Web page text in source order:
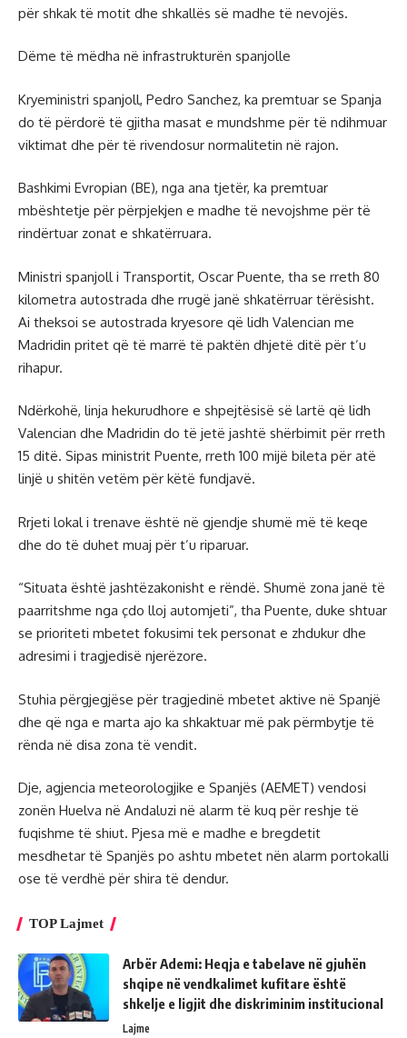
për shkak të motit dhe shkallës së madhe të nevojës.
Dëme të mëdha në infrastrukturën spanjolle
Kryeministri spanjoll, Pedro Sanchez, ka premtuar se Spanja
do të përdorë të gjitha masat e mundshme për të ndihmuar
viktimat dhe për të rivendosur normalitetin në rajon.
Bashkimi Evropian (BE), nga ana tjetër, ka premtuar
mbështetje për përpjekjen e madhe të nevojshme për të
rindërtuar zonat e shkatërruara.
Ministri spanjoll i Transportit, Oscar Puente, tha se rreth 80
kilometra autostrada dhe rrugë janë shkatërruar tërësisht.
Ai theksoi se autostrada kryesore që lidh Valencian me
Madridin pritet që të marrë të paktën dhjetë ditë për t’u
rihapur.
Ndërkohë, linja hekurudhore e shpejtësisë së lartë që lidh
Valencian dhe Madridin do të jetë jashtë shërbimit për rreth
15 ditë. Sipas ministrit Puente, rreth 100 mijë bileta për atë
linjë u shitën vetëm për këtë fundjavë.
Rrjeti lokal i trenave është në gjendje shumë më të keqe
dhe do të duhet muaj për t’u riparuar.
“Situata është jashtëzakonisht e rëndë. Shumë zona janë të
paarritshme nga çdo lloj automjeti”, tha Puente, duke shtuar
se prioriteti mbetet fokusimi tek personat e zhdukur dhe
adresimi i tragjedisë njerëzore.
Stuhia përgjegjëse për tragjedinë mbetet aktive në Spanjë
dhe që nga e marta ajo ka shkaktuar më pak përmbytje të
rënda në disa zona të vendit.
Dje, agjencia meteorologjike e Spanjës (AEMET) vendosi
zonën Huelva në Andaluzi në alarm të kuq për reshje të
fuqishme të shiut. Pjesa më e madhe e bregdetit
mesdhetar të Spanjës po ashtu mbetet nën alarm portokalli
ose të verdhë për shira të dendur.
TOP Lajmet
Arbër Ademi: Heqja e tabelave në gjuhën
shqipe në vendkalimet kufitare është
shkelje e ligjit dhe diskriminim institucional
Lajme